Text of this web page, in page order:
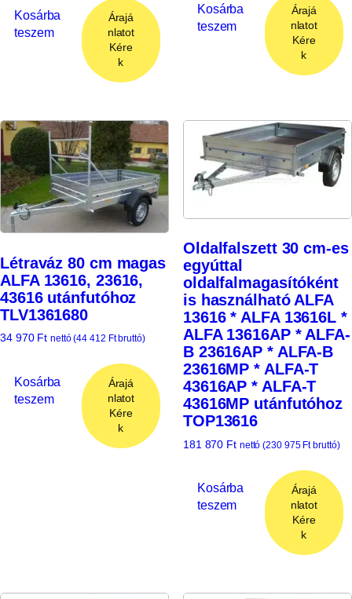
Kosárba
teszem
Árajá
nlatot
Kére
k
Kosárba
teszem
Árajá
nlatot
Kére
k
Létraváz 80 cm magas
ALFA 13616, 23616,
43616 utánfutóhoz
TLV1361680
34 970 Ft nettó (44 412 Ftbruttó)
Kosárba
teszem
Árajá
nlatot
Kére
k
Oldalfalszett 30 cm-es
egyúttal
oldalfalmagasítóként
is használható ALFA
13616 * ALFA 13616L *
ALFA 13616AP * ALFA-
B 23616AP * ALFA-B
23616MP * ALFA-T
43616AP * ALFA-T
43616MP utánfutóhoz
TOP13616
181 870 Ft nettó (230 975 Ftbruttó)
Kosárba
teszem
Árajá
nlatot
Kére
k